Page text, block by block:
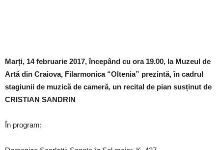
Marți, 14 februarie 2017, începând cu ora 19.00, la Muzeul de
Artă din Craiova, Filarmonica “Oltenia” prezintă, în cadrul
stagiunii de muzică de cameră, un recital de pian susținut de
CRISTIAN SANDRIN
În program: